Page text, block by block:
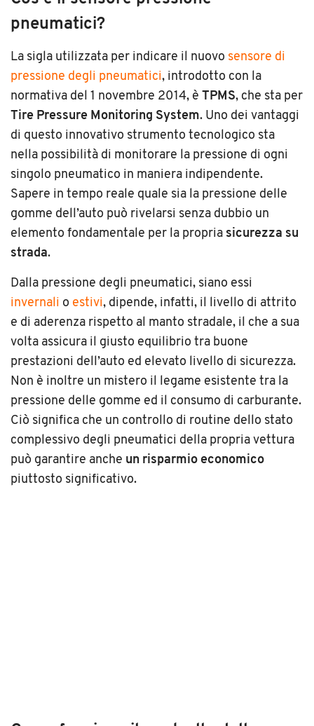
pneumatici?
La sigla utilizzata per indicare il nuovo sensore di
pressione degli pneumatici, introdotto con la
normativa del 1 novembre 2014, è TPMS, che sta per
Tire Pressure Monitoring System. Uno dei vantaggi
di questo innovativo strumento tecnologico sta
nella possibilità di monitorare la pressione di ogni
singolo pneumatico in maniera indipendente.
Sapere in tempo reale quale sia la pressione delle
gomme dell’auto può rivelarsi senza dubbio un
elemento fondamentale per la propria sicurezza su
strada.
Dalla pressione degli pneumatici, siano essi
invernali o estivi, dipende, infatti, il livello di attrito
e di aderenza rispetto al manto stradale, il che a sua
volta assicura il giusto equilibrio tra buone
prestazioni dell’auto ed elevato livello di sicurezza.
Non è inoltre un mistero il legame esistente tra la
pressione delle gomme ed il consumo di carburante.
Ciò significa che un controllo di routine dello stato
complessivo degli pneumatici della propria vettura
può garantire anche un risparmio economico
piuttosto significativo.